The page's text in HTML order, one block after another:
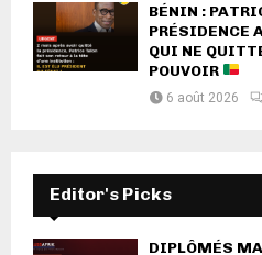
BÉNIN :
PRÉSIDENCE
QUI NE
POUVOIR
6 août 2026
Editor's Picks
DIPLÔMÉS